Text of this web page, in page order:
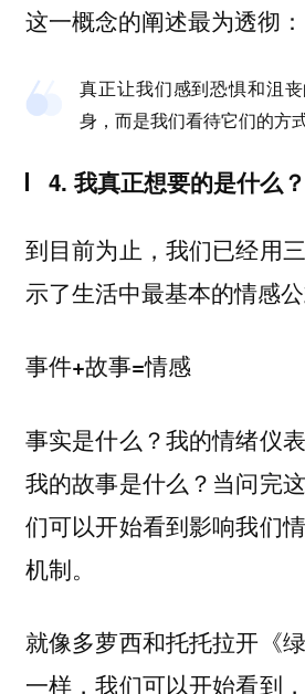
这一概念的阐述最为透彻：
真正让我们感到恐惧和沮
身，而是我们看待它们的
4. 我真正想要的是什么？
到目前为止，我们已经用
示了生活中最基本的情感公
事件+故事=情感
事实是什么？我的情绪仪
我的故事是什么？当问完
们可以开始看到影响我们
机制。
就像多萝西和托托拉开《
一样，我们可以开始看到